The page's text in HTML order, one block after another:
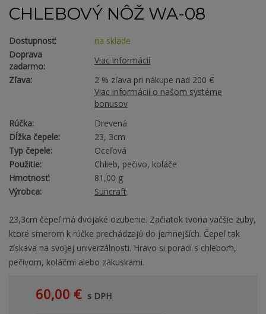
CHLEBOVÝ NÔŽ WA-08
Dostupnosť:
na sklade
Doprava
zadarmo:
Viac informácií
Zľava:
2 % zľava pri nákupe nad 200 €
Viac informácií o našom systéme
bonusov
Rúčka:
Drevená
Dĺžka čepele:
23, 3cm
Typ čepele:
Oceľová
Použitie:
Chlieb, pečivo, koláče
Hmotnosť:
81,00 g
Výrobca:
Suncraft
23,3cm čepeľ má dvojaké ozubenie. Začiatok tvoria väčšie zuby,
ktoré smerom k rúčke prechádzajú do jemnejších. Čepeľ tak
získava na svojej univerzálnosti. Hravo si poradí s chlebom,
pečivom, koláčmi alebo zákuskami.
60,00 € s DPH